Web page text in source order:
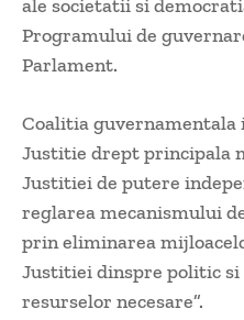
ale societatii si
Programului de
Parlament.
Coalitia guvernamentala
Justitie drept principala
Justitiei de putere
reglarea mecanismului
prin eliminarea
Justitiei dinspre politic
resurselor necesare”.